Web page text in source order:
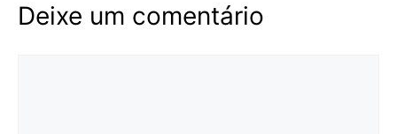
Deixe um comentário